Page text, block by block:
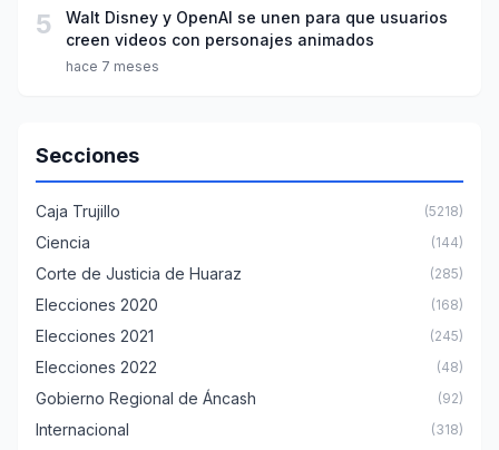
5
Walt Disney y OpenAI se unen para que usuarios
creen videos con personajes animados
hace 7 meses
Secciones
Caja Trujillo (5218)
Ciencia (144)
Corte de Justicia de Huaraz (285)
Elecciones 2020 (168)
Elecciones 2021 (245)
Elecciones 2022 (48)
Gobierno Regional de Áncash (92)
Internacional (318)